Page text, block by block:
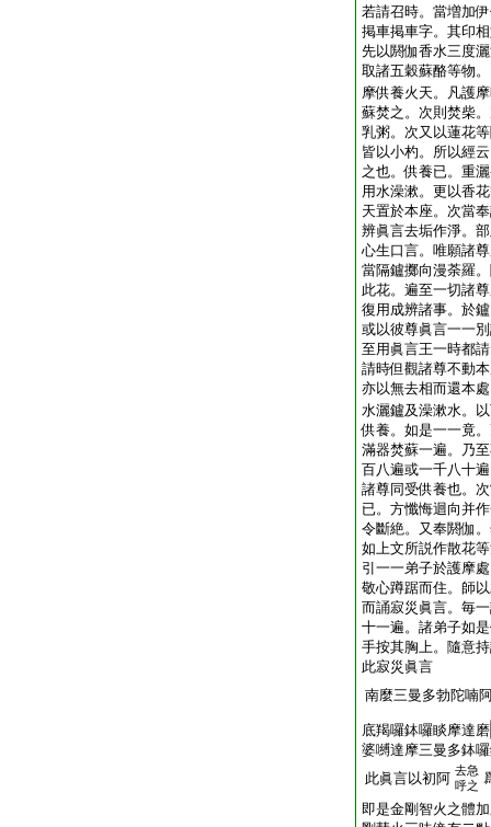
若請召時。當増加
掲車掲車字。其印
先以閼伽香水三度
取諸五穀蘇酪等物
摩供養火天。凡護
蘇焚之。次則焚柴
乳粥。次又以蓮花
皆以小杓。所以經
之也。供養已。重
用水澡漱。更以香
天置於本座。次當
辨眞言去垢作淨。
心生口言。唯願諸
當隔鑪擲向漫荼羅
此花。遍至一切諸
復用成辨諸事。於
或以彼尊眞言一一
至用眞言王一時都
請時但觀諸尊不動
亦以無去相而還本
水灑鑪及澡漱水。
供養。如是一一竟
滿器焚蘇一遍。乃
百八遍或一千八十
諸尊同受供養也。
已。方懺悔迴向并
令斷絶。又奉閼伽
如上文所説作散花
引一一弟子於護摩
敬心蹲踞而住。師
而誦寂災眞言。毎
十一遍。諸弟子如
手按其胸上。隨意
此寂災眞言
南麼三曼多勃陀喃
底羯囉鉢囉睒摩達磨
婆嚩達摩三曼多鉢
此眞言以初阿 去急
呼之
即是金剛智火之體